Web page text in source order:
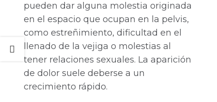
pueden dar alguna molestia originada
en el espacio que ocupan en la pelvis,
como estreñimiento, dificultad en el
llenado de la vejiga o molestias al
tener relaciones sexuales. La aparición
de dolor suele deberse a un
crecimiento rápido.